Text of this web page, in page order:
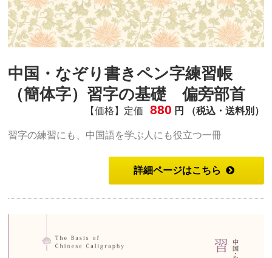
中国・なぞり書きペン字練習帳
（簡体字）習字の基礎 偏旁部首
【価格】定価 880 円 （税込・送料別）
習字の練習にも、中国語を学ぶ人にも役立つ一冊
詳細ページはこちら